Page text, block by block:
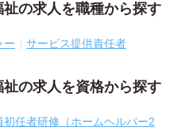
の求人を職種から探す
ー サービス提供責任者
の求人を資格から探す
初任者研修（ホームヘルパー2